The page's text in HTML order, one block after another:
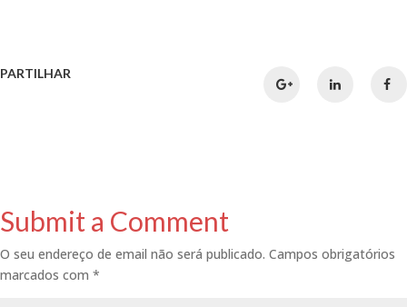
PARTILHAR
Submit a Comment
O seu endereço de email não será publicado. Campos obrigatórios
marcados com *